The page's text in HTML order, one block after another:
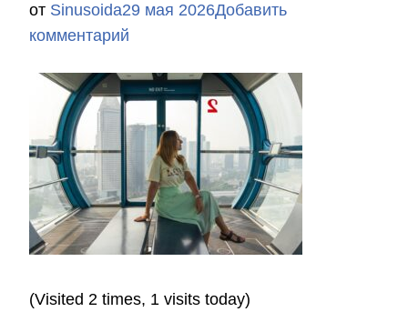
от Sinusoida29 мая 2026Добавить
комментарий
IMG_2256
(Visited 2 times, 1 visits today)